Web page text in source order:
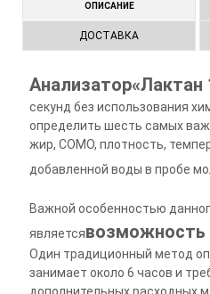
ОПИСАНИЕ
ДОСТАВКА
Анализатор«Лактан
секунд без использования
определить шесть самых
жир, СОМО, плотность,
добавленной воды в пробе
Важной особенностью
являетсявозможность
Один традиционный метод
занимает около 6 часов и